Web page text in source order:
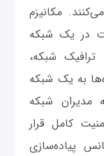
مکانیزم
در یک شبکه
شبکه،
به یک شبکه
مدیران شبکه
کامل قرار
پیاده‌سازی